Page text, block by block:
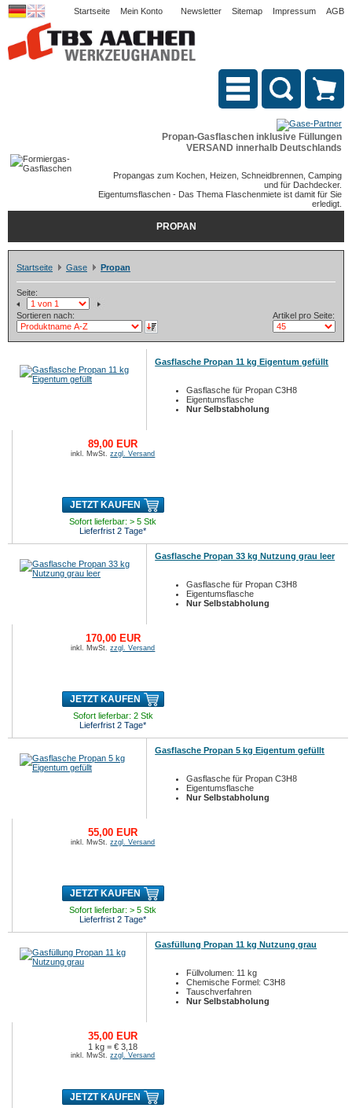
Startseite Mein Konto Newsletter Sitemap Impressum AGB
Propan-Gasflaschen inklusive Füllungen
VERSAND innerhalb Deutschlands
Propangas zum Kochen, Heizen, Schneidbrennen, Camping
und für Dachdecker.
Eigentumsflaschen - Das Thema Flaschenmiete ist damit für Sie
erledigt.
PROPAN
Startseite Gase Propan
Seite:
Sortieren nach: Artikel pro Seite:
Gasflasche Propan 11 kg Eigentum gefüllt
Gasflasche für Propan C3H8
Eigentumsflasche
Nur Selbstabholung
89,00 EUR
inkl. MwSt.zzgl. Versand
JETZT KAUFEN
Sofort lieferbar: > 5 Stk
Lieferfrist 2 Tage*
Gasflasche Propan 33 kg Nutzung grau leer
Gasflasche für Propan C3H8
Eigentumsflasche
Nur Selbstabholung
170,00 EUR
inkl. MwSt.zzgl. Versand
JETZT KAUFEN
Sofort lieferbar: 2 Stk
Lieferfrist 2 Tage*
Gasflasche Propan 5 kg Eigentum gefüllt
Gasflasche für Propan C3H8
Eigentumsflasche
Nur Selbstabholung
55,00 EUR
inkl. MwSt.zzgl. Versand
JETZT KAUFEN
Sofort lieferbar: > 5 Stk
Lieferfrist 2 Tage*
Gasfüllung Propan 11 kg Nutzung grau
Füllvolumen: 11 kg
Chemische Formel: C3H8
Tauschverfahren
Nur Selbstabholung
35,00 EUR
1 kg = € 3,18
inkl. MwSt.zzgl. Versand
JETZT KAUFEN